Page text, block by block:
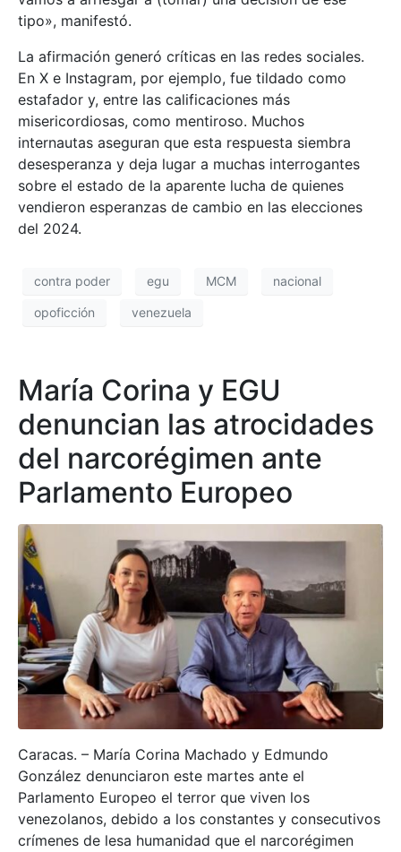
tipo», manifestó.
La afirmación generó críticas en las redes sociales.
En X e Instagram, por ejemplo, fue tildado como
estafador y, entre las calificaciones más
misericordiosas, como mentiroso. Muchos
internautas aseguran que esta respuesta siembra
desesperanza y deja lugar a muchas interrogantes
sobre el estado de la aparente lucha de quienes
vendieron esperanzas de cambio en las elecciones
del 2024.
contra poder egu MCM nacional
opoficción venezuela
María Corina y EGU
denuncian las atrocidades
del narcorégimen ante
Parlamento Europeo
Caracas. – María Corina Machado y Edmundo
González denunciaron este martes ante el
Parlamento Europeo el terror que viven los
venezolanos, debido a los constantes y consecutivos
crímenes de lesa humanidad que el narcorégimen